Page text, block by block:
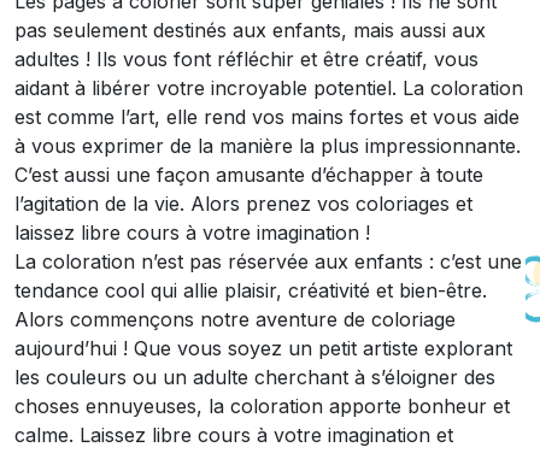
pas seulement destinés aux enfants, mais aussi aux
adultes ! Ils vous font réfléchir et être créatif, vous
aidant à libérer votre incroyable potentiel. La coloration
est comme l’art, elle rend vos mains fortes et vous aide
à vous exprimer de la manière la plus impressionnante.
C’est aussi une façon amusante d’échapper à toute
l’agitation de la vie. Alors prenez vos coloriages et
laissez libre cours à votre imagination !
La coloration n’est pas réservée aux enfants : c’est une
tendance cool qui allie plaisir, créativité et bien-être.
Alors commençons notre aventure de coloriage
aujourd’hui ! Que vous soyez un petit artiste explorant
les couleurs ou un adulte cherchant à s’éloigner des
choses ennuyeuses, la coloration apporte bonheur et
calme. Laissez libre cours à votre imagination et